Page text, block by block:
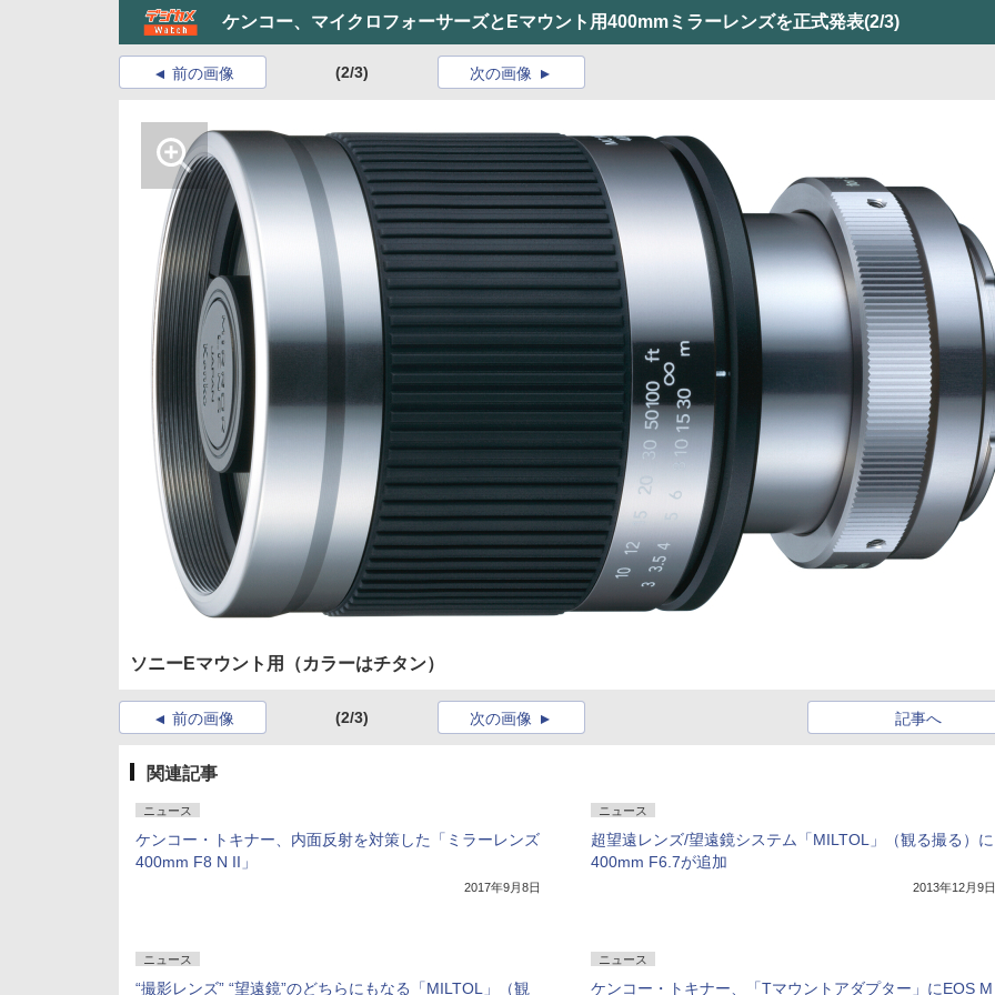
ケンコー、マイクロフォーサーズとEマウント用400mmミラーレンズを正式発表(2/3)
前の画像 (2/3) 次の画像
ソニーEマウント用（カラーはチタン）
前の画像 (2/3) 記事へ
次の画像
関連記事
ニュース
ケンコー・トキナー、内面反射を対策した「ミラーレンズ
400mm F8 N II」
2017年9月8日
ニュース
超望遠レンズ/望遠鏡システム「MILTOL」（観る撮る）に
400mm F6.7が追加
2013年12月9日
ニュース
“撮影レンズ” “望遠鏡”のどちらにもなる「MILTOL」（観
ニュース
ケンコー・トキナー、「Tマウントアダプター」にEOS M